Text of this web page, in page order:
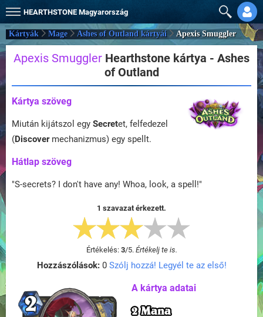
HEARTHSTONE Magyarország
Kártyák Mage Ashes of Outland kártyái Apexis Smuggler
Apexis Smuggler Hearthstone kártya - Ashes
of Outland
Kártya szöveg
Miután kijátszol egy Secretet, felfedezel
(Discovermechanizmus) egy spellt.
Hátlap szöveg
"S-secrets? I don't have any! Whoa, look, a spell!"
1 szavazat érkezett.
Értékelés: 3/5. Értékelj te is.
Hozzászólások:0 Szólj hozzá! Legyél te az első!
A kártya adatai
2 Mana